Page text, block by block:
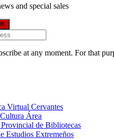
and special sales
at any moment. For that
Virtual Cervantes
Área
de Bibliotecas
Estudios Extremeños